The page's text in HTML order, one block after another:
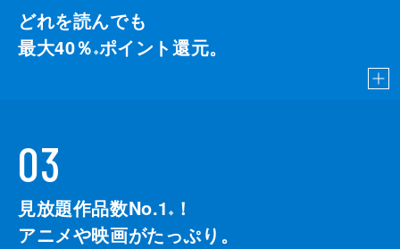
どれを読んでも
最大40％ ※ポイント還元。
03
見放題作品数No.1 ※
！
アニメや映画がたっぷり。